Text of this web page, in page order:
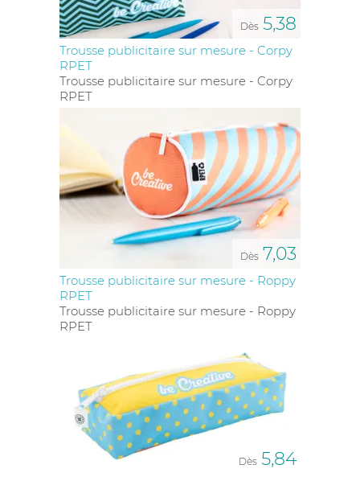
Dès 5,38
Trousse publicitaire sur mesure - Corpy
RPET
Trousse publicitaire sur mesure - Corpy
RPET
Dès 7,03
Trousse publicitaire sur mesure - Roppy
RPET
Trousse publicitaire sur mesure - Roppy
RPET
Dès 5,84